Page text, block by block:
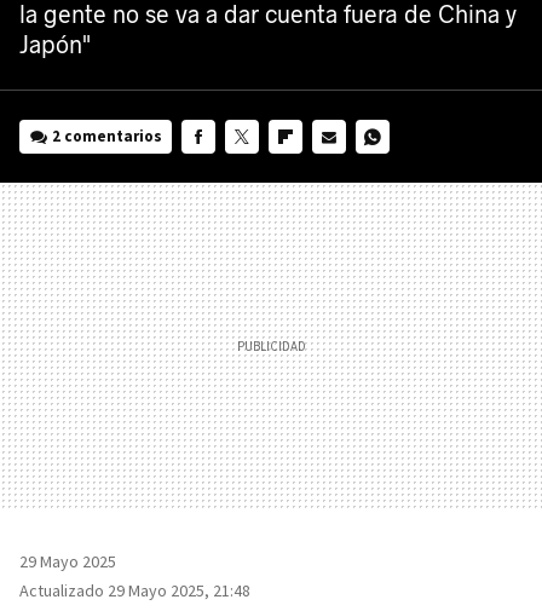
la gente no se va a dar cuenta fuera de China y
Japón"
2 comentarios
MAIL
29 Mayo 2025
Actualizado 29 Mayo 2025, 21:48